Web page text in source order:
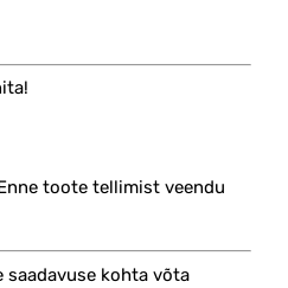
toote tellimist veendu
saadavuse kohta võta